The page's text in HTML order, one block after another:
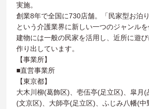
実施。
創業8年で全国に730店舗。「民家型お泊
という介護業界に新しい一つのジャンルを
建物には一般の民家を活用し、近所に遊
作り出しています。
【事業所】
■直営事業所
【東京都】
大木川柳(葛飾区)、壱伍亭(足立区)、皐月(
(文京区)、大師亭(足立区)、ふじみ八幡(中